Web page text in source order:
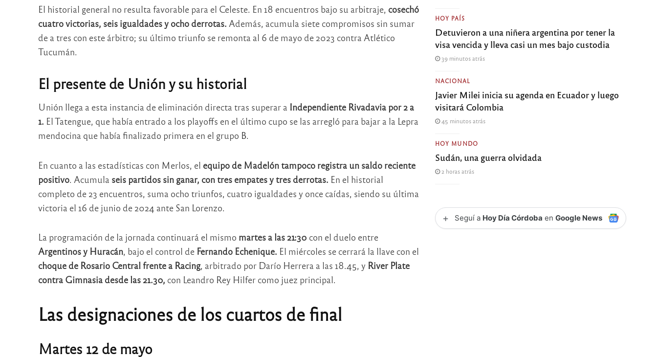
El historial general no resulta favorable para el Celeste. En 18 encuentros bajo su arbitraje, cosechó
cuatro victorias, seis igualdades y ocho derrotas. Además, acumula siete compromisos sin sumar
de a tres con este árbitro; su último triunfo se remonta al 6 de mayo de 2023 contra Atlético
Tucumán.
El presente de Unión y su historial
Unión llega a esta instancia de eliminación directa tras superar a Independiente Rivadavia por 2 a
1. El Tatengue, que había entrado a los playoffs en el último cupo se las arregló para bajar a la Lepra
mendocina que había finalizado primera en el grupo B.
En cuanto a las estadísticas con Merlos, el equipo de Madelón tampoco registra un saldo reciente
positivo. Acumula seis partidos sin ganar, con tres empates y tres derrotas. En el historial
completo de 23 encuentros, suma ocho triunfos, cuatro igualdades y once caídas, siendo su última
victoria el 16 de junio de 2024 ante San Lorenzo.
La programación de la jornada continuará el mismo martes a las 21:30 con el duelo entre
Argentinos y Huracán, bajo el control de Fernando Echenique. El miércoles se cerrará la llave con el
choque de Rosario Central frente a Racing, arbitrado por Darío Herrera a las 18.45, y River Plate
contra Gimnasia desde las 21.30, con Leandro Rey Hilfer como juez principal.
Las designaciones de los cuartos de final
Martes 12 de mayo
HOY PAÍS
Detuvieron a una niñera argentina por tener la
visa vencida y lleva casi un mes bajo custodia
39 minutos atrás
NACIONAL
Javier Milei inicia su agenda en Ecuador y luego
visitará Colombia
45 minutos atrás
HOY MUNDO
Sudán, una guerra olvidada
2 horas atrás
+ Seguí a Hoy Día Córdoba enGoogle News